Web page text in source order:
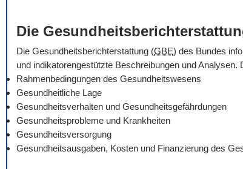
Die
Die Gesundheitsberichterstattung (GBE) des Bundes
und indikatorengestützte Beschreibungen und Analysen.
Rahmenbedingungen des Gesundheitswesens
Gesundheitliche Lage
Gesundheitsverhalten und Gesundheitsgefährdungen
Gesundheitsprobleme und Krankheiten
Gesundheitsversorgung
Gesundheitsausgaben, Kosten und Finanzierung des